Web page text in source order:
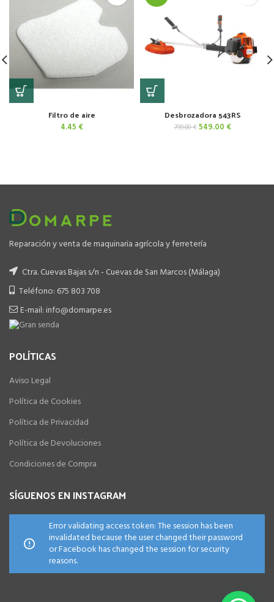
Filtro de aire
4.45 €
Desbrozadora 543RS
799.00€El
549.00 €El
Reparación y venta de maquinaria agrícola y ferretería
Ctra. Cuevas Bajas s/n - Cuevas de San Marcos (Málaga)
Teléfono: 675 803 708
E-mail: info@domarpe.es
POLÍTICAS
Aviso Legal
Política de Cookies
Política de Privacidad
Política de Devoluciones
Condiciones de Compra
SÍGUENOS EN INSTAGRAM
Error validating access token: The session has been
invalidated because the user changed their password
or Facebook has changed the session for security
reasons.